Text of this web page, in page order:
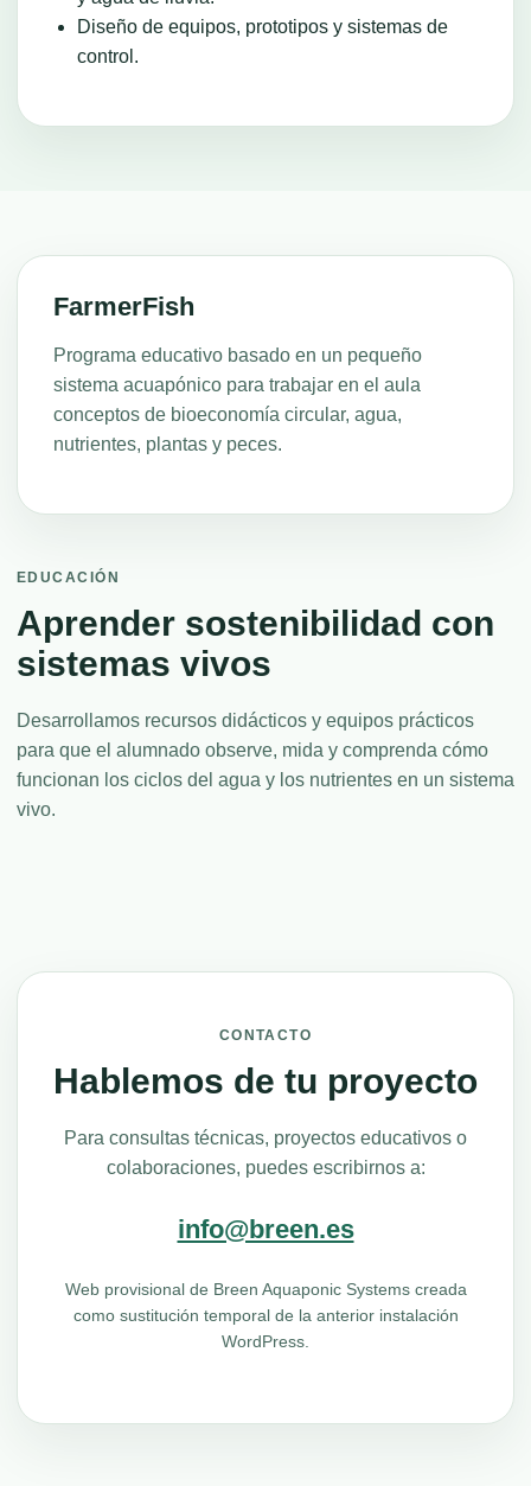
Diseño de equipos, prototipos y sistemas de
control.
FarmerFish
Programa educativo basado en un pequeño
sistema acuapónico para trabajar en el aula
conceptos de bioeconomía circular, agua,
nutrientes, plantas y peces.
EDUCACIÓN
Aprender sostenibilidad con
sistemas vivos
Desarrollamos recursos didácticos y equipos prácticos
para que el alumnado observe, mida y comprenda cómo
funcionan los ciclos del agua y los nutrientes en un sistema
vivo.
CONTACTO
Hablemos de tu proyecto
Para consultas técnicas, proyectos educativos o
colaboraciones, puedes escribirnos a:
info@breen.es
Web provisional de Breen Aquaponic Systems creada
como sustitución temporal de la anterior instalación
WordPress.